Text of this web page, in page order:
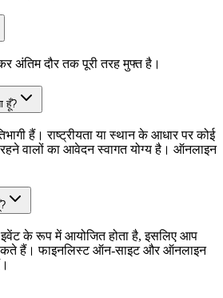
अंतिम दौर तक पूरी तरह मुफ्त है।
हूँ?
हैं। राष्ट्रीयता या स्थान के आधार पर कोई
वालों का आवेदन स्वागत योग्य है। ऑनलाइन
के रूप में आयोजित होता है, इसलिए आप
हैं। फाइनलिस्ट ऑन-साइट और ऑनलाइन